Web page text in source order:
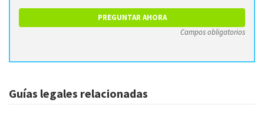
Campos obligatorios
Guías legales relacionadas